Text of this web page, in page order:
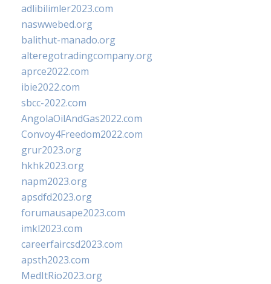
adlibilimler2023.com
naswwebed.org
balithut-manado.org
alteregotradingcompany.org
aprce2022.com
ibie2022.com
sbcc-2022.com
AngolaOilAndGas2022.com
Convoy4Freedom2022.com
grur2023.org
hkhk2023.org
napm2023.org
apsdfd2023.org
forumausape2023.com
imkl2023.com
careerfaircsd2023.com
apsth2023.com
MedItRio2023.org